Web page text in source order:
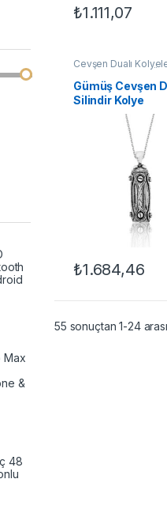
₺1.111,07
Cevşen Dualı
Motifli Kolyeler
Kadın Kolyeleri,
Gümüş Cevşen
Silindir Kolye
₺1.684,46
55 sonuçtan 1-24
Max
&
48